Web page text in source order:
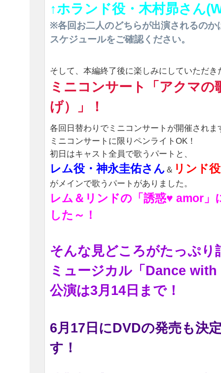
↑ホランド役・木村昴さん
※各回お二人のどちらが出演されるのか
スケジュールをご確認ください。
そして、本編終了後に楽しみにしていただき
ミニコンサート「アクマの
げ）」！
各回日替わりでミニコンサートが開催されま
ミニコンサートに限りペンライトOK！
初日はキャスト全員で歌うパートと、
レム役・神永圭佑さん ＆ リンド
がメインで歌うパートがありました。
レム＆リンドの「誘惑♥ amor」
した～！
そんな見どころがたっぷり
ミュージカル「Dance
公演は3月14日まで！
6月17日にDVDの発売も決
す！